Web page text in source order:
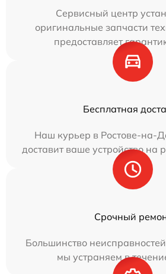
Сервисный центр
оригинальные запчасти
предоставляет
Бесплатная
Наш курьер в Ростове-на-
доставит ваше устройство на
Срочный
Большинство
мы устраняем в